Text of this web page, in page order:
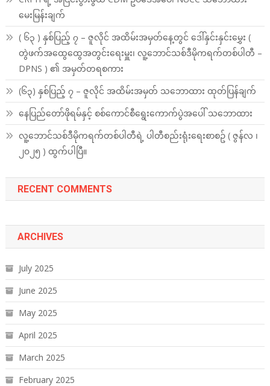
မေးမြန်းချက်
( ၆၃ ) နှစ်ပြည့် ၇ – ဇူလိုင် အထိမ်းအမှတ်နေ့တွင် ဒေါ်နှင်းနှင်းမွှေး (
တွဲဖက်အထွေထွေအတွင်းရေးမှူး၊ လူ့ဘောင်သစ်ဒီမိုကရက်တစ်ပါတီ –
DPNS ) ၏ အမှတ်တရစကား
(၆၃) နှစ်ပြည့် ၇ – ဇူလိုင် အထိမ်းအမှတ် သဘောထား ထုတ်ပြန်ချက်
နေပြည်တော်ဖိုရမ်နှင့် စစ်ကောင်စီရွေးကောက်ပွဲအပေါ် သဘောထား
လူ့ဘောင်သစ်ဒီမိုကရက်တစ်ပါတီရဲ့ ပါတီစည်းရုံးရေးစာစဥ် ( ဇွန်လ ၊
၂၀၂၅ ) ထွက်ပါပြီ။
RECENT COMMENTS
ARCHIVES
July 2025
June 2025
May 2025
April 2025
March 2025
February 2025